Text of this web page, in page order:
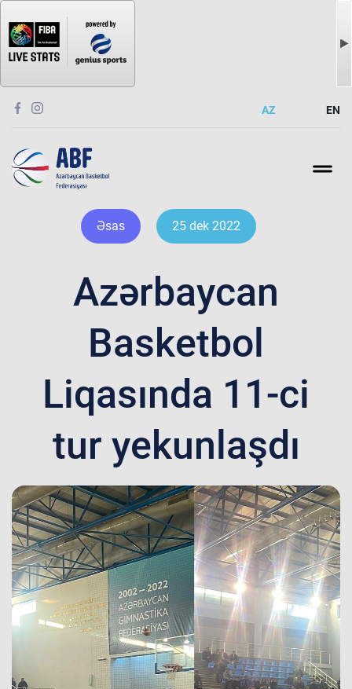
AZ EN
Əsas 25 dek 2022
Azərbaycan
Basketbol
Liqasında 11-ci
tur yekunlaşdı